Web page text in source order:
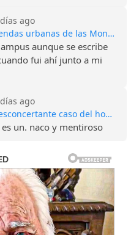
ago
Las terroríficas leyendas urbanas de las Montañas Apalaches
aunque se escribe
fui ahí junto a mi
ago
Joseph Bader: el desconcertante caso del hombre que perdió todos sus recuerdos
un. naco y mentiroso